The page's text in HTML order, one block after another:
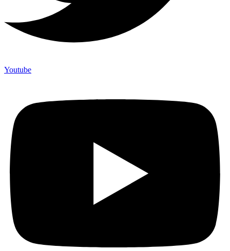
Youtube